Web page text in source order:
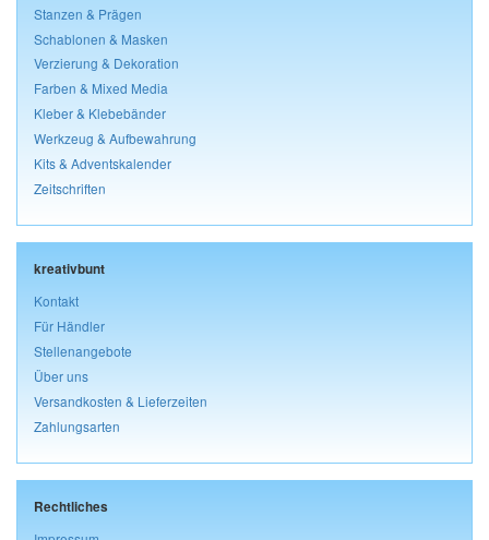
Stanzen & Prägen
Schablonen & Masken
Verzierung & Dekoration
Farben & Mixed Media
Kleber & Klebebänder
Werkzeug & Aufbewahrung
Kits & Adventskalender
Zeitschriften
kreativbunt
Kontakt
Für Händler
Stellenangebote
Über uns
Versandkosten & Lieferzeiten
Zahlungsarten
Rechtliches